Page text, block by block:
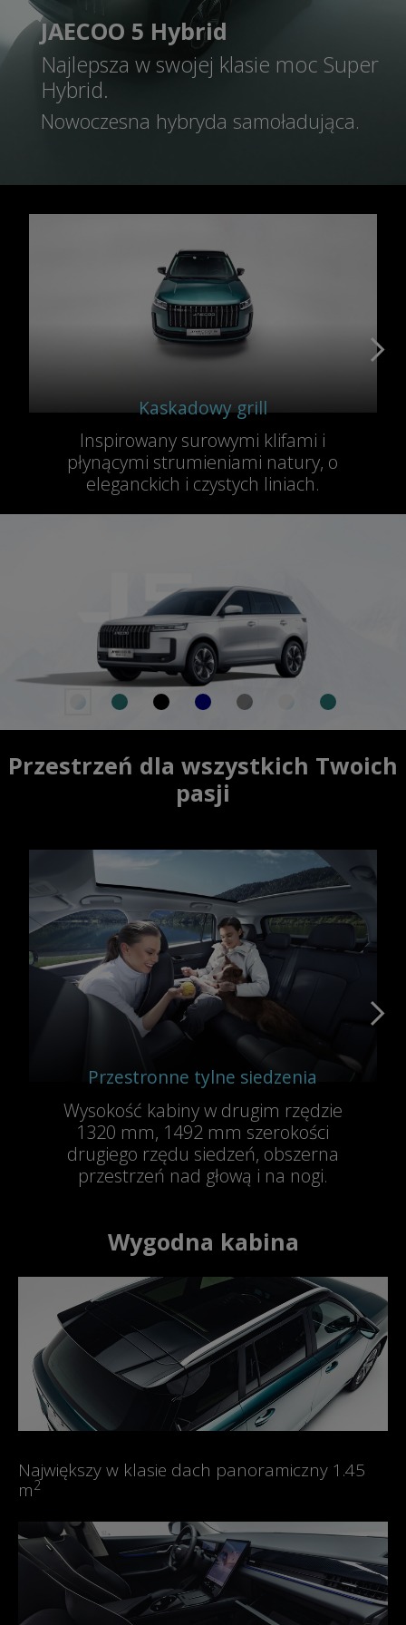
JAECOO 5 Hybrid
Najlepsza w swojej klasie moc Super
Hybrid.
Nowoczesna hybryda samoładująca.
Kaskadowy grill
Inspirowany surowymi klifami i
płynącymi strumieniami natury, o
eleganckich i czystych liniach.
Przestrzeń dla wszystkich Twoich
pasji
Przestronne tylne siedzenia
Wysokość kabiny w drugim rzędzie
1320 mm, 1492 mm szerokości
drugiego rzędu siedzeń, obszerna
przestrzeń nad głową i na nogi.
Wygodna kabina
Największy w klasie dach panoramiczny 1.45
m2